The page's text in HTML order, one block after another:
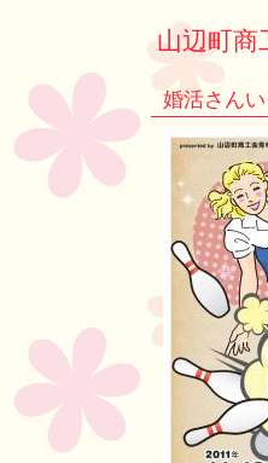
山辺町商
婚活さん